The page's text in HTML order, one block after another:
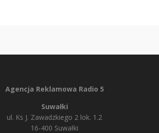
Agencja Reklamowa Radio 5
Suwałki
ul. Ks J. Zawadzkiego 2 lok. 1.2
16-400 Suwałki